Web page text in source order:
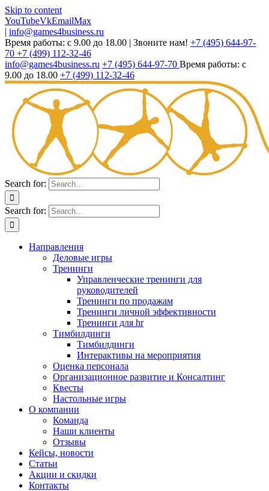
Skip to content
YouTubeVkEmailMax
| info@games4business.ru
Время работы: с 9.00 до 18.00 | Звоните нам! +7 (495) 644-97-
70 +7 (499) 112-32-46
info@games4business.ru +7 (495) 644-97-70 Время работы: с
9.00 до 18.00 +7 (499) 112-32-46
Search for:
Search for:
Направления
Деловые игры
Тренинги
Управленческие тренинги для
руководителей
Тренинги по продажам
Тренинги личной эффективности
Тренинги для hr
Тимбилдинги
Тимбилдинги
Интерактивы на мероприятия
Оценка персонала
Организационное развитие и Консалтинг
Квесты
Настольные игры
О компании
Команда
Наши клиенты
Отзывы
Кейсы, новости
Статьи
Акции и скидки
Контакты